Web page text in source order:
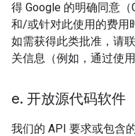
得 Google 的明确同意
和/或针对此使用的费用
如需获得此类批准，请
关信息（例如，通过使
e. 开放源代码软件
我们的 API 要求或包含